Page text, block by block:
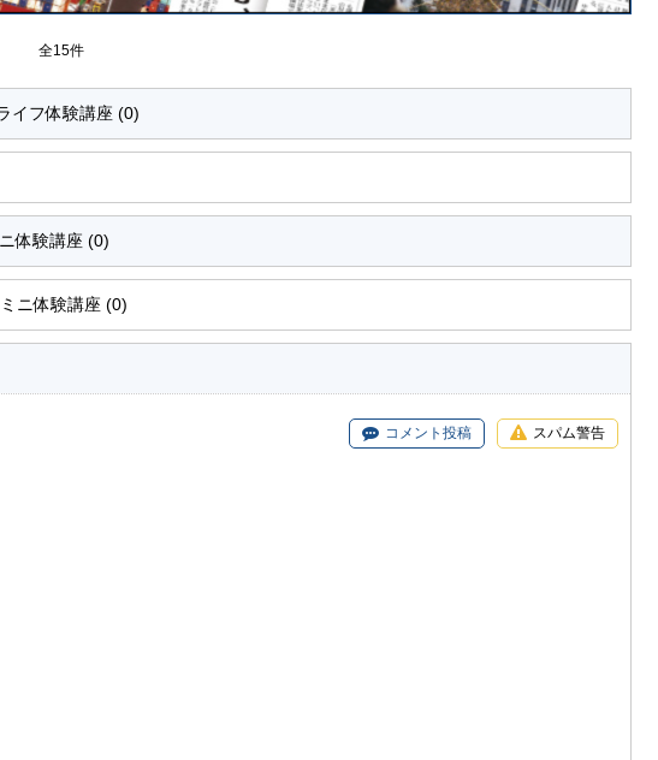
全15件
イフ体験講座 (0)
体験講座 (0)
ニ体験講座 (0)
スパム警告
コメント投稿